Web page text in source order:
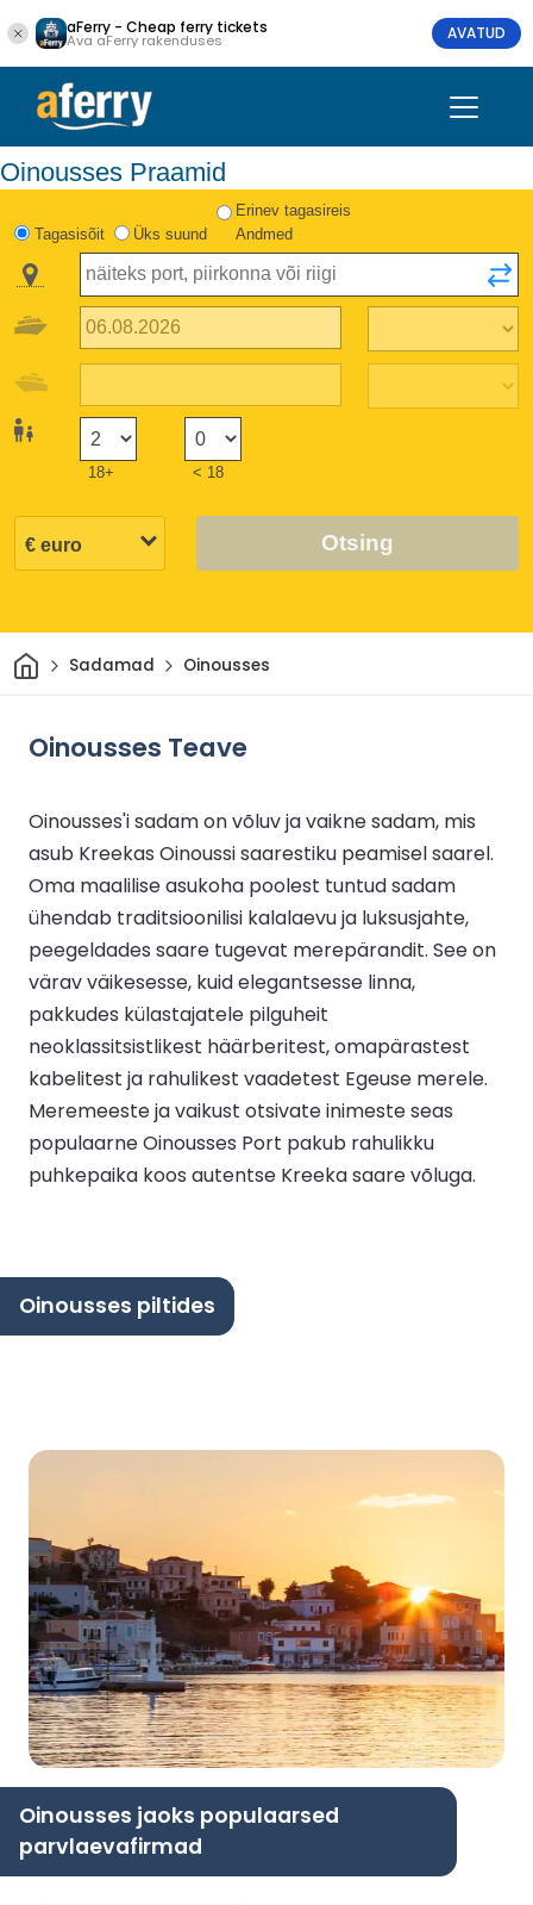
aFerry - Cheap ferry tickets
Ava aFerry rakenduses AVATUD
Oinousses Praamid
Tagasisõit Üks suund
Erinev tagasireis
Andmed
18+ < 18
Otsing
Avaleht
Sadamad Oinousses
Oinousses Teave
Oinousses'i sadam on võluv ja vaikne sadam, mis
asub Kreekas Oinoussi saarestiku peamisel saarel.
Oma maalilise asukoha poolest tuntud sadam
ühendab traditsioonilisi kalalaevu ja luksusjahte,
peegeldades saare tugevat merepärandit. See on
värav väikesesse, kuid elegantsesse linna,
pakkudes külastajatele pilguheit
neoklassitsistlikest häärberitest, omapärastest
kabelitest ja rahulikest vaadetest Egeuse merele.
Meremeeste ja vaikust otsivate inimeste seas
populaarne Oinousses Port pakub rahulikku
puhkepaika koos autentse Kreeka saare võluga.
Oinousses piltides
Oinousses jaoks populaarsed
parvlaevafirmad